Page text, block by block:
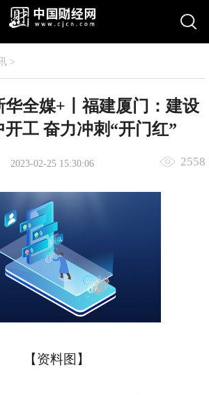
>
华全媒+丨福建厦门：建设
开工 奋力冲刺“开门红”
2023-02-25 15:30:06 2558
【资料图】